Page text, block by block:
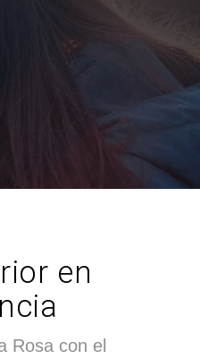
en
Rosa con el